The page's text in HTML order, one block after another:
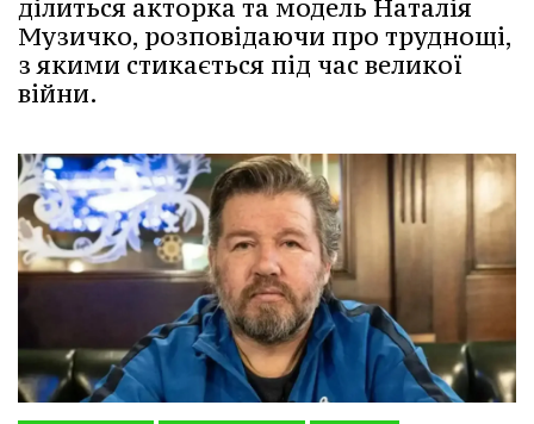
ділиться акторка та модель Наталія
Музичко, розповідаючи про труднощі,
з якими стикається під час великої
війни.